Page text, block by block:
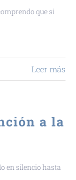
que si
Leer más
a la
en silencio hasta